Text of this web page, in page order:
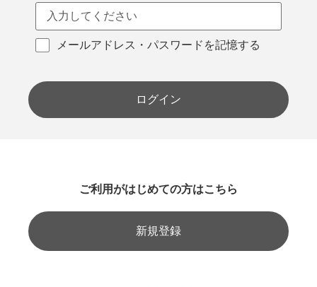
メールアドレス・パスワードを記憶する
ログイン
ご利用がはじめての方はこちら
新規登録